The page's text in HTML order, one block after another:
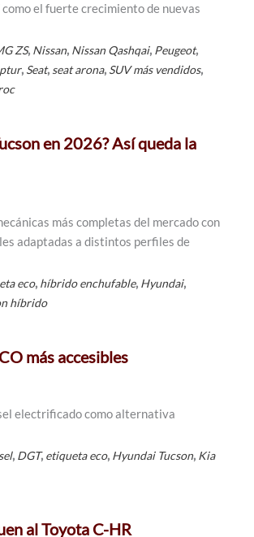
el fuerte crecimiento de nuevas
ZS, Nissan, Nissan Qashqai, Peugeot,
, Seat, seat arona, SUV más vendidos,
en 2026? Así queda la
más completas del mercado con
adaptadas a distintos perfiles de
eco, híbrido enchufable, Hyundai,
híbrido
más accesibles
electrificado como alternativa
, DGT, etiqueta eco, Hyundai Tucson, Kia
al Toyota C-HR